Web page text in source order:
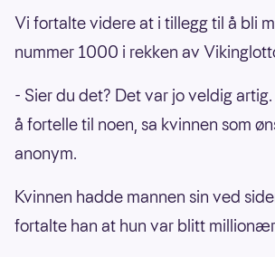
Vi fortalte videre at i tillegg til å bli
nummer 1000 i rekken av
- Sier du det? Det var jo veldig
å fortelle til noen, sa kvinnen som
anonym.
Kvinnen hadde mannen sin ved
fortalte han at hun var blitt